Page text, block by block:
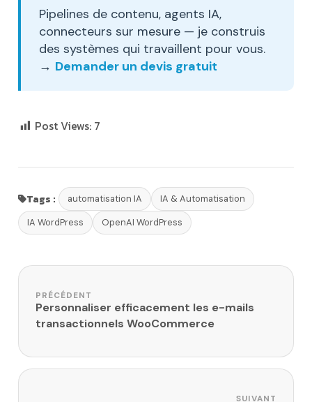
Pipelines de contenu, agents IA,
connecteurs sur mesure — je construis
des systèmes qui travaillent pour vous.
→ Demander un devis gratuit
Post Views: 7
Tags : automatisation IA
IA & Automatisation
IA WordPress
OpenAI WordPress
Navigation de l’article
PRÉCÉDENT
Personnaliser efficacement les e-mails
transactionnels WooCommerce
SUIVANT